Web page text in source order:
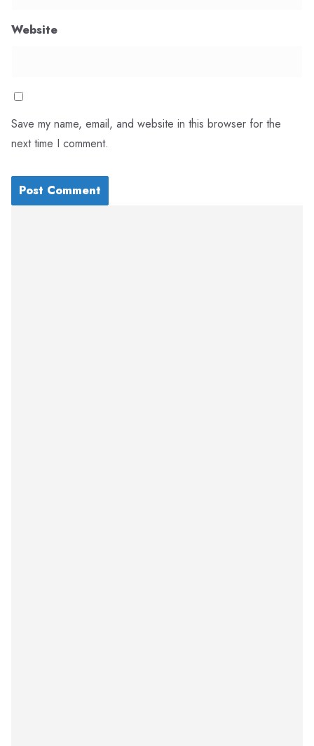
Website
Save my name, email, and website in this browser for the
next time I comment.